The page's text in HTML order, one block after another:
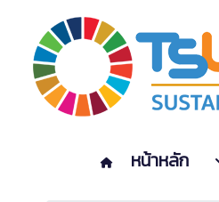
หน้าหลัก